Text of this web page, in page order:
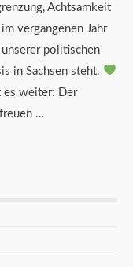
Achtsamkeit
vergangenen Jahr
politischen
in Sachsen steht.
es weiter: Der
…